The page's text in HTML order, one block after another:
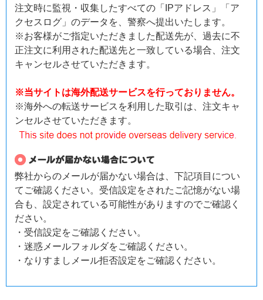
注文時に監視・収集したすべての「IPアドレス」「ア
クセスログ」のデータを、警察へ提出いたします。
※お客様がご指定いただきました配送先が、過去に不
正注文に利用された配送先と一致している場合、注文
キャンセルさせていただきます。
※当サイトは海外配送サービスを行っておりません。
※海外への転送サービスを利用した取引は、注文キャ
ンセルさせていただきます。
弊社からのメールが届かない場合は、下記項目につい
てご確認ください。受信設定をされたご記憶がない場
合も、設定されている可能性がありますのでご確認く
ださい。
・受信設定をご確認ください。
・迷惑メールフォルダをご確認ください。
・なりすましメール拒否設定をご確認ください。